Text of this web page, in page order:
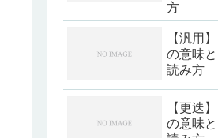
方
【汎用】
の意味と
読み方
【更迭】
の意味と